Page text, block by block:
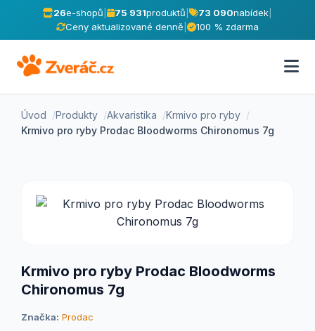
26e-shopů 75 931produktů 73 090nabídek
Ceny aktualizované denně
100 % zdarma
Úvod Produkty Akvaristika
Krmivo pro ryby
Krmivo pro ryby Prodac Bloodworms Chironomus 7g
Krmivo pro ryby Prodac Bloodworms
Chironomus 7g
Značka: Prodac